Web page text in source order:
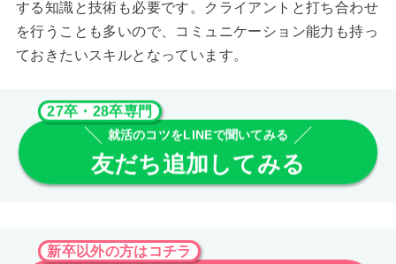
する知識と技術も必要です。クライアントと打ち合わせ
を行うことも多いので、コミュニケーション能力も持っ
ておきたいスキルとなっています。
27卒・28卒専門
就活のコツをLINEで聞いてみる
友だち追加してみる
新卒以外の方はコチラ